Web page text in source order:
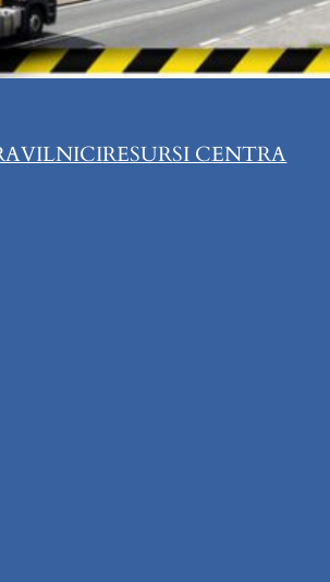
RESURSI CENTRA